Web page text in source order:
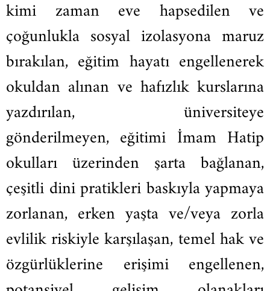
kimi zaman eve hapsedilen ve
çoğunlukla sosyal izolasyona maruz
bırakılan, eğitim hayatı engellenerek
okuldan alınan ve hafızlık kurslarına
yazdırılan, üniversiteye
gönderilmeyen, eğitimi İmam Hatip
okulları üzerinden şarta bağlanan,
çeşitli dini pratikleri baskıyla yapmaya
zorlanan, erken yaşta ve/veya zorla
evlilik riskiyle karşılaşan, temel hak ve
özgürlüklerine erişimi engellenen,